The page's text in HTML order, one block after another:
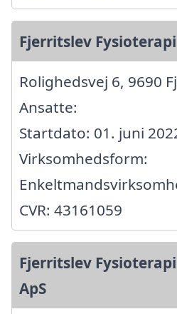
Fjerritslev
Rolighedsvej 6, 9690
Ansatte:
Startdato: 01. juni
Virksomhedsform:
CVR: 43161059
Fjerritslev
ApS